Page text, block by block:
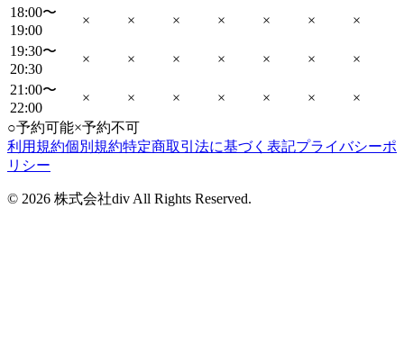
18:00〜
19:00
× × × × × ×
×
19:30〜
20:30
× × × × × ×
×
21:00〜
22:00
× × × × × ×
×
○予約可能×予約不可
利用規約個別規約特定商取引法に基づく表記プライバシーポ
リシー
© 2026 株式会社div All Rights Reserved.